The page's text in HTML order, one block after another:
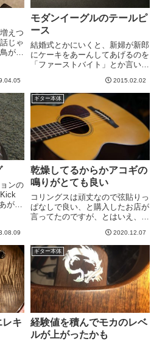
えつ
じゃ
が増
レス
思わ
い
モダンイーグルのテールピ
ース
結婚式とかにいくと、新婦が新郎
にケーキをあーんしてあげるのを
「ファーストバイト」とか言いま
ての弦交換はさしずめ「ファース
トチェンジ」か。というわけで、
モダンイーグルのファーストチェ
ンジをしました＾＾その際、気
に...
2015.02.02
ンの
がる
＾＾
ーニ
ギター本体
乾燥してるからかアコギの
鳴りがとても良い
コリングスは頑丈なので弦貼りっ
ぱなしで良い、と購入したお店が
言ってたのですが、とはいえ、緩
らいから試しに貼りっぱなしにし
ておりました。たまにチェックし
てたのですが、気づいたら結構ほ
っといてしまったと思って、手
に...
2020.12.07
レキ
ギター本体
経験値を積んでモカのレベ
ルが上がったかも